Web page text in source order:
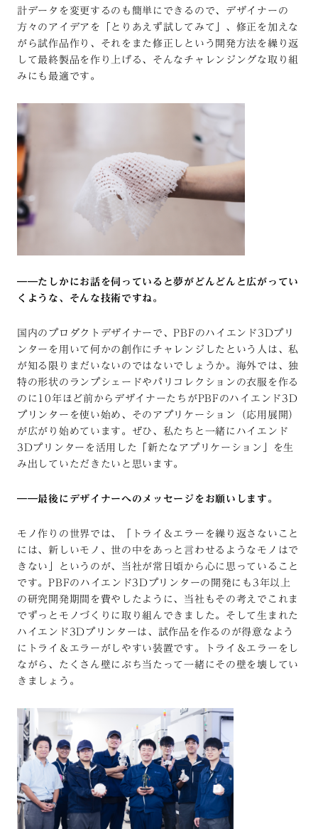
計データを変更するのも簡単にできるので、デザイナーの
方々のアイデアを「とりあえず試してみて」、修正を加えな
がら試作品作り、それをまた修正しという開発方法を繰り返
して最終製品を作り上げる、そんなチャレンジングな取り組
みにも最適です。
――たしかにお話を伺っていると夢がどんどんと広がってい
くような、そんな技術ですね。
国内のプロダクトデザイナーで、PBFのハイエンド3Dプリ
ンターを用いて何かの創作にチャレンジしたという人は、私
が知る限りまだいないのではないでしょうか。海外では、独
特の形状のランプシェードやパリコレクションの衣服を作る
のに10年ほど前からデザイナーたちがPBFのハイエンド3D
プリンターを使い始め、そのアプリケーション（応用展開）
が広がり始めています。ぜひ、私たちと一緒にハイエンド
3Dプリンターを活用した「新たなアプリケーション」を生
み出していただきたいと思います。
――最後にデザイナーへのメッセージをお願いします。
モノ作りの世界では、「トライ＆エラーを繰り返さないこと
には、新しいモノ、世の中をあっと言わせるようなモノはで
きない」というのが、当社が常日頃から心に思っていること
です。PBFのハイエンド3Dプリンターの開発にも3年以上
の研究開発期間を費やしたように、当社もその考えでこれま
でずっとモノづくりに取り組んできました。そして生まれた
ハイエンド3Dプリンターは、試作品を作るのが得意なよう
にトライ＆エラーがしやすい装置です。トライ＆エラーをし
ながら、たくさん壁にぶち当たって一緒にその壁を壊してい
きましょう。